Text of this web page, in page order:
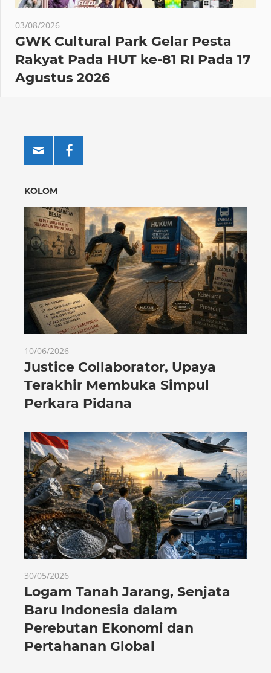
03/08/2026
GWK Cultural Park Gelar Pesta
Rakyat Pada HUT ke-81 RI Pada 17
Agustus 2026
KOLOM
10/06/2026
Justice Collaborator, Upaya
Terakhir Membuka Simpul
Perkara Pidana
30/05/2026
Logam Tanah Jarang, Senjata
Baru Indonesia dalam
Perebutan Ekonomi dan
Pertahanan Global